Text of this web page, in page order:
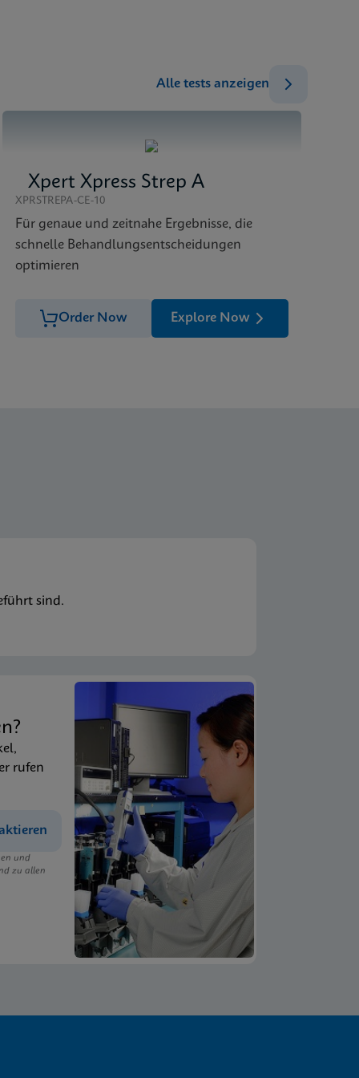
Alle tests anzeigen
Xpert Xpress Strep A
XPRSTREPA-CE-10
Für genaue und zeitnahe Ergebnisse, die
schnelle Behandlungsentscheidungen
optimieren
Order Now Explore Now
sind.
rufen
und
zu allen